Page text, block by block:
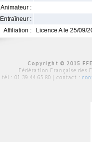
Animateur :
Entraîneur :
Affiliation :
Licence A le 25/09/
Copyright © 2015
Fédération Française des
tél : 01 39 44 65 80 | contact :